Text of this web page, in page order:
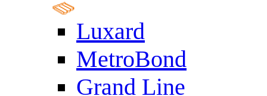
Luxard
MetroBond
Grand Line